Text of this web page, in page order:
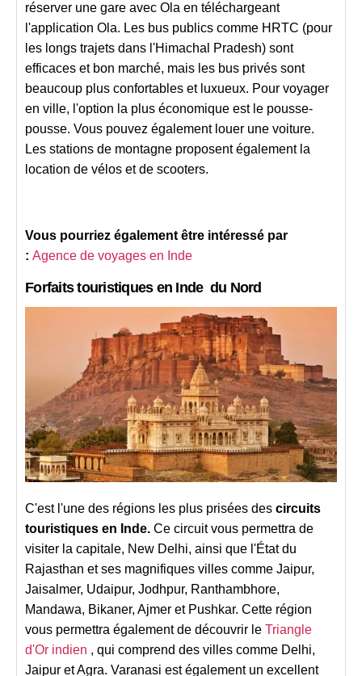
réserver une gare avec Ola en téléchargeant
l'application Ola. Les bus publics comme HRTC (pour
les longs trajets dans l'Himachal Pradesh) sont
efficaces et bon marché, mais les bus privés sont
beaucoup plus confortables et luxueux. Pour voyager
en ville, l'option la plus économique est le pousse-
pousse. Vous pouvez également louer une voiture.
Les stations de montagne proposent également la
location de vélos et de scooters.
Vous pourriez également être intéressé par
: Agence de voyages en Inde
Forfaits touristiques en Inde du Nord
C'est l'une des régions les plus prisées des circuits
touristiques en Inde. Ce circuit vous permettra de
visiter la capitale, New Delhi, ainsi que l'État du
Rajasthan et ses magnifiques villes comme Jaipur,
Jaisalmer, Udaipur, Jodhpur, Ranthambhore,
Mandawa, Bikaner, Ajmer et Pushkar. Cette région
vous permettra également de découvrir le Triangle
d'Or indien , qui comprend des villes comme Delhi,
Jaipur et Agra. Varanasi est également un excellent